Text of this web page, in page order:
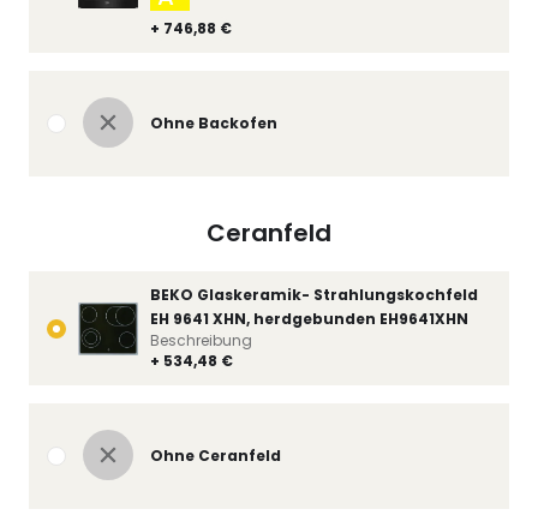
+ 746,88 €
Ohne Backofen
Ceranfeld
BEKO Glaskeramik- Strahlungskochfeld
EH 9641 XHN, herdgebunden EH9641XHN
+ 534,48 €
Beschreibung
Ohne Ceranfeld